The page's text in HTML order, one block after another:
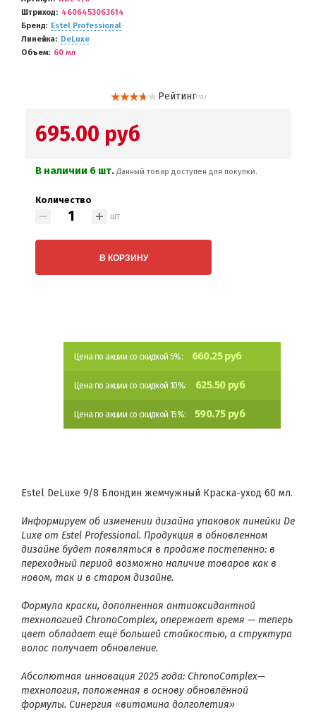
Штриход
4606453063614
Бренд
Estel Professional
Линейка
DeLuxe
Объем
60 мл
Рейтинг( 12 )
695.00 руб
В наличии 6 шт. Данный товар доступен для покупки.
Количество
шт
В КОРЗИНУ
Цена по акции со скидкой 5%: 660.25 руб
Цена по акции со скидкой 10%: 625.50 руб
Цена по акции со скидкой 15%: 590.75 руб
Estel DeLuxe 9/8 Блондин жемчужный Краска-уход 60 мл.
Информируем об изменении дизайна упаковок линейки De
Luxe от Estel Professional. Продукция в обновленном
дизайне будет появляться в продаже постепенно: в
переходный период возможно наличие товаров как в
новом, так и в старом дизайне.
Формула краски, дополненная антиоксидантной
технологией ChronoComplex, опережает время — теперь
цвет обладает ещё большей стойкостью, а структура
волос получает обновление.
Абсолютная инновация 2025 года: ChronoComplex—
технология, положенная в основу обновлённой
формулы. Синергия «витамина долголетия»